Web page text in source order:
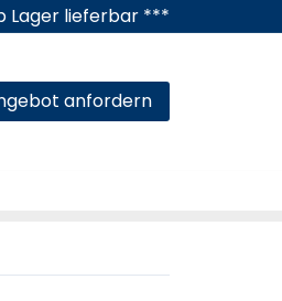
Lager lieferbar ***
anfordern